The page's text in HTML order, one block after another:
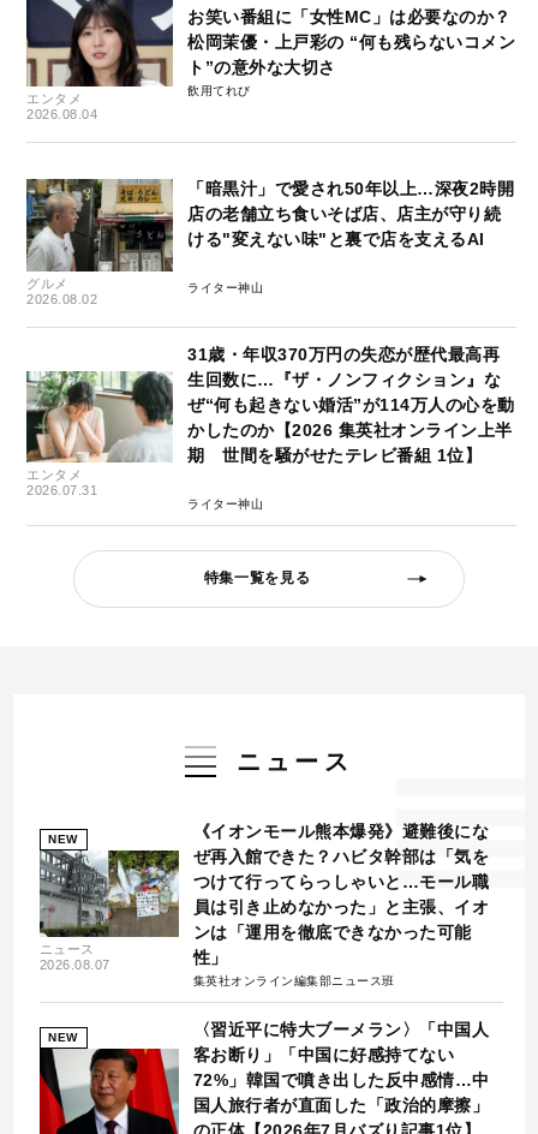
エンタメ
2026.08.04
お笑い番組に「女性MC」は必要なのか？
松岡茉優・上戸彩の “何も残らないコメン
ト”の意外な大切さ
飲用てれび
グルメ
2026.08.02
「暗黒汁」で愛され50年以上…深夜2時開
店の老舗立ち食いそば店、店主が守り続
ける"変えない味"と裏で店を支えるAI
ライター神山
エンタメ
2026.07.31
31歳・年収370万円の失恋が歴代最高再
生回数に…『ザ・ノンフィクション』な
ぜ“何も起きない婚活”が114万人の心を動
かしたのか【2026 集英社オンライン上半
期 世間を騒がせたテレビ番組 1位】
ライター神山
特集一覧を見る
ニュース
NEW
ニュース
2026.08.07
《イオンモール熊本爆発》避難後にな
ぜ再入館できた？ハビタ幹部は「気を
つけて行ってらっしゃいと…モール職
員は引き止めなかった」と主張、イオ
ンは「運用を徹底できなかった可能
性」
集英社オンライン編集部ニュース班
NEW
〈習近平に特大ブーメラン〉「中国人
客お断り」「中国に好感持てない
72%」韓国で噴き出した反中感情…中
国人旅行者が直面した「政治的摩擦」